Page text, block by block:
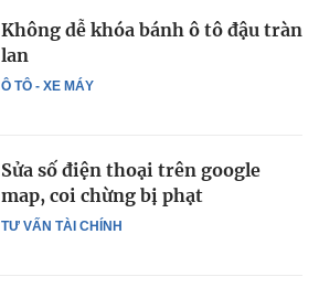
Ô TÔ - XE MÁY
Không dễ khóa bánh ô tô đậu tràn
lan
TƯ VẤN TÀI CHÍNH
Sửa số điện thoại trên google
map, coi chừng bị phạt